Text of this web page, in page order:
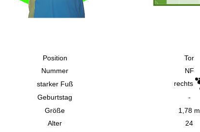
Position
Tor
Nummer
NF
starker Fuß
rechts
Geburtstag
-
Größe
1,78 m
Alter
24